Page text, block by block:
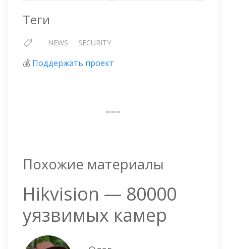
Теги
NEWS SECURITY
💰 Поддержать проект
Похожие материалы
Hikvision — 80000
уязвимых камер